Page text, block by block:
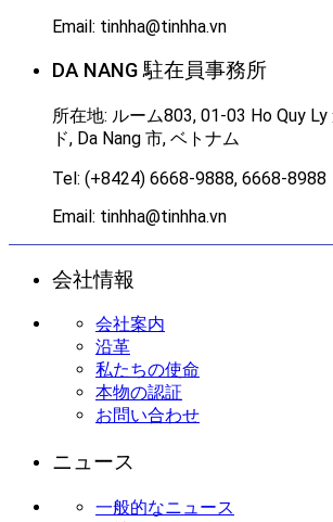
Email: tinhha@tinhha.vn
DA NANG 駐在員事務所
所在地: ルーム803, 01-03 Ho Quy Ly
ド, Da Nang 市, ベトナム
Tel: (+8424) 6668-9888, 6668-8988
Email: tinhha@tinhha.vn
会社情報
会社案内
沿革
私たちの使命
本物の認証
お問い合わせ
ニュース
一般的なニュース